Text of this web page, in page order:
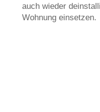
auch wieder
Wohnung einsetzen.